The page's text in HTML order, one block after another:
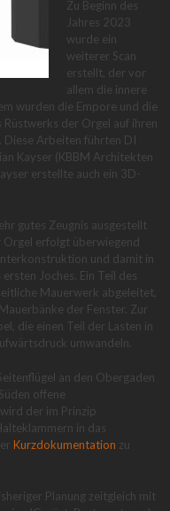
Zu Beginn des
Jahres 2023
wurde ein
weiterer Scan
erstellt, der vor
allem die innere
wurden die Empore und die
der Orgel auf ihren
Arbeiten führten DI
Kayser (KBBM Architekten
erstellte auch ein 3D-
gutes Zeugnis ausgestellt
Orgel erfolgt überwiegend
und damit in
Joches. Ein Teil des
Mauerwerk abgeleitet,
der Fenster. Zur
die einen Teil der Lasten in
umwandeln.
an den Obergaden
offene
der im Prinzip
in das
Kurzdokumentation zu
Planung zeitgleich mit